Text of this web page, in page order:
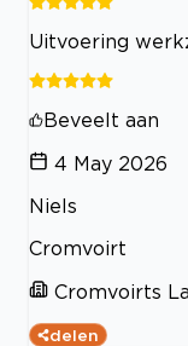
Uitvoering
Beveelt aan
4 May 2026
Niels
Cromvoirt
Cromvoirts
delen